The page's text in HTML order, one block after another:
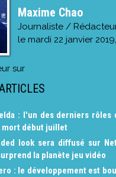
Maxime Chao
Journaliste /
le mardi 22 janvier
sur
: l'un des derniers rôles
mort début juillet
look sera diffusé sur
la planète jeu vidéo
: le développement est